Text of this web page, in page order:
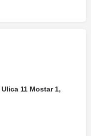
Ulica 11 Mostar 1,